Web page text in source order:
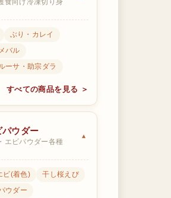
食向け冷凍切り身
ぶり・カレイ
バル
ーサ・助宗ダラ
すべての商品を見る ＞
パウダー
エビパウダー各種
ビ(着色)
干し桜えび
ウダー